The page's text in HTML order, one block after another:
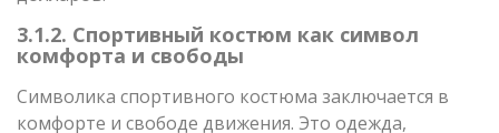
3.1.2. Спортивный костюм как символ
комфорта и свободы
Символика спортивного костюма заключается в
комфорте и свободе движения. Это одежда,